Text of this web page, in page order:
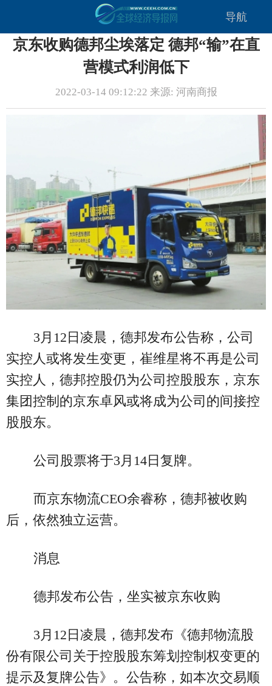
导航
京东收购德邦尘埃落定 德邦“输”在直
营模式利润低下
2022-03-14 09:12:22 来源: 河南商报
3月12日凌晨，德邦发布公告称，公司
实控人或将发生变更，崔维星将不再是公司
实控人，德邦控股仍为公司控股股东，京东
集团控制的京东卓风或将成为公司的间接控
股股东。
公司股票将于3月14日复牌。
而京东物流CEO余睿称，德邦被收购
后，依然独立运营。
消息
德邦发布公告，坐实被京东收购
3月12日凌晨，德邦发布《德邦物流股
份有限公司关于控股股东筹划控制权变更的
提示及复牌公告》。公告称，如本次交易顺